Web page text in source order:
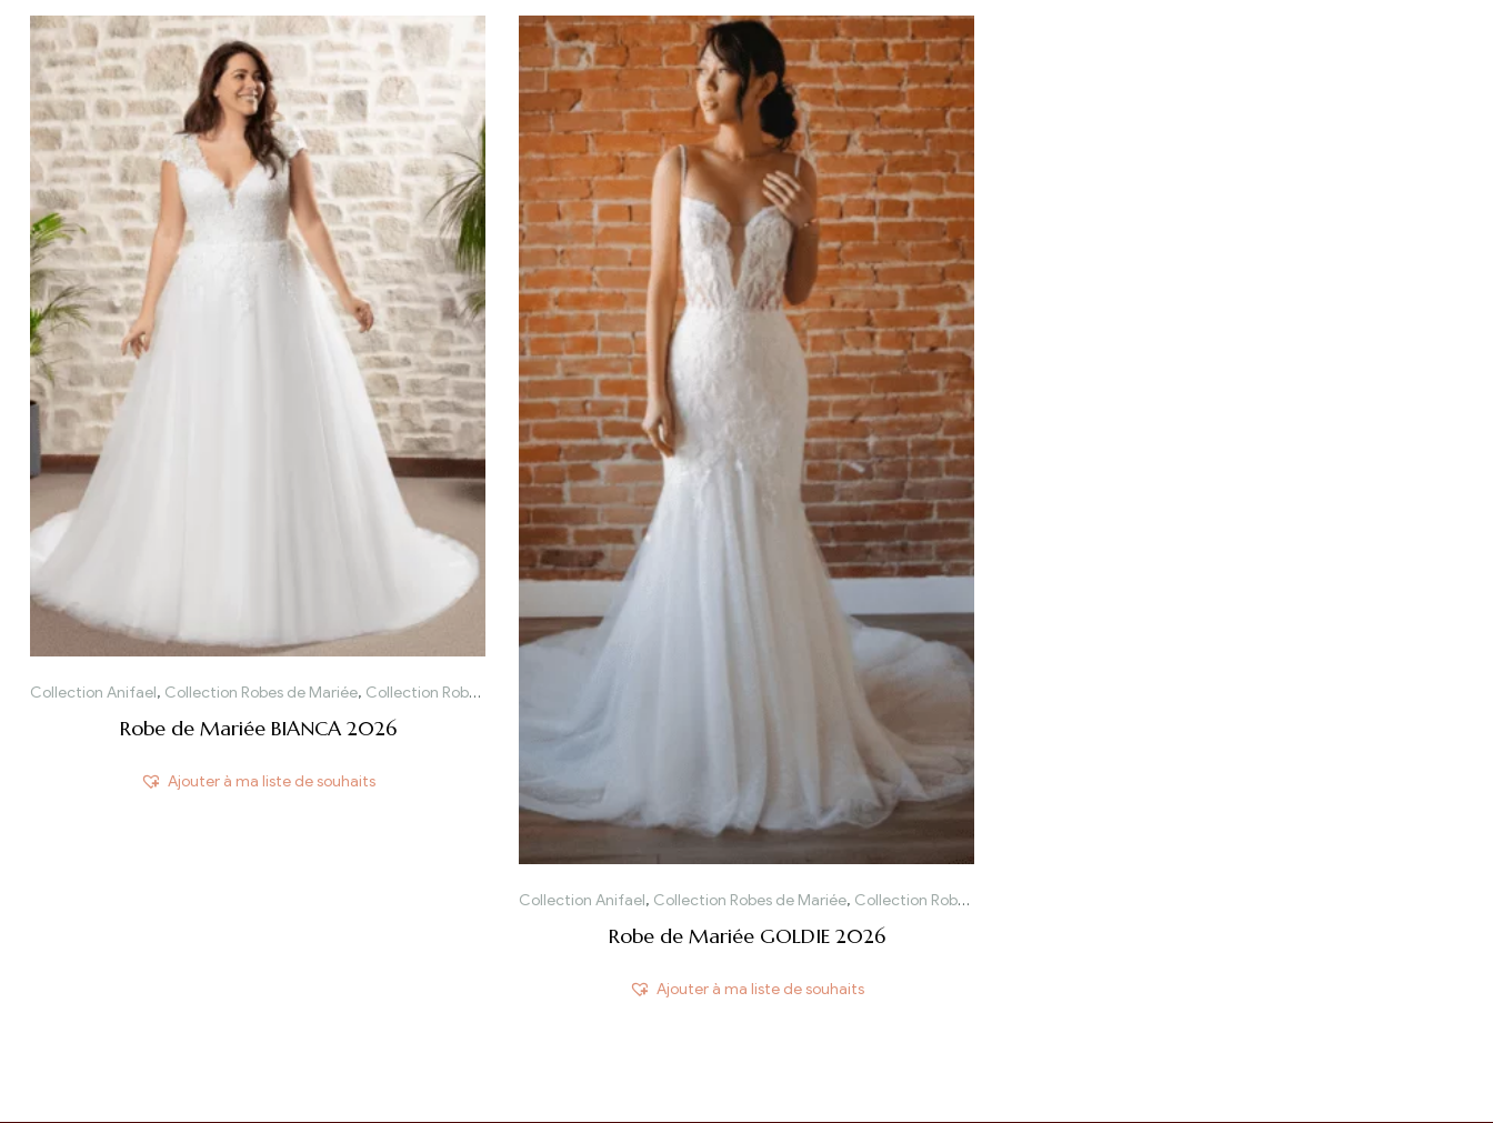
Collection Anifael, Collection Robes de Mariée, Collection Robes de Mariée 2026
Robe de Mariée BIANCA 2026
Ajouter à ma liste de souhaits
Collection Anifael, Collection Robes de Mariée, Collection Robes de Mariée 2026
Robe de Mariée GOLDIE 2026
Ajouter à ma liste de souhaits